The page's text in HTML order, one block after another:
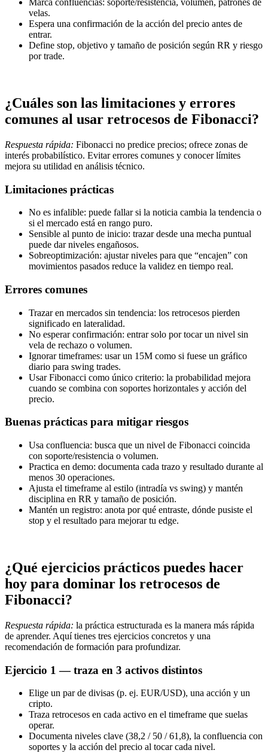
Marca confluencias: soporte/resistencia, volumen, patrones de
velas.
Espera una confirmación de la acción del precio antes de
entrar.
Define stop, objetivo y tamaño de posición según RR y riesgo
por trade.
¿Cuáles son las limitaciones y errores
comunes al usar retrocesos de Fibonacci?
Respuesta rápida: Fibonacci no predice precios; ofrece zonas de
interés probabilístico. Evitar errores comunes y conocer límites
mejora su utilidad en análisis técnico.
Limitaciones prácticas
No es infalible: puede fallar si la noticia cambia la tendencia o
si el mercado está en rango puro.
Sensible al punto de inicio: trazar desde una mecha puntual
puede dar niveles engañosos.
Sobreoptimización: ajustar niveles para que “encajen” con
movimientos pasados reduce la validez en tiempo real.
Errores comunes
Trazar en mercados sin tendencia: los retrocesos pierden
significado en lateralidad.
No esperar confirmación: entrar solo por tocar un nivel sin
vela de rechazo o volumen.
Ignorar timeframes: usar un 15M como si fuese un gráfico
diario para swing trades.
Usar Fibonacci como único criterio: la probabilidad mejora
cuando se combina con soportes horizontales y acción del
precio.
Buenas prácticas para mitigar riesgos
Usa confluencia: busca que un nivel de Fibonacci coincida
con soporte/resistencia o volumen.
Practica en demo: documenta cada trazo y resultado durante al
menos 30 operaciones.
Ajusta el timeframe al estilo (intradía vs swing) y mantén
disciplina en RR y tamaño de posición.
Mantén un registro: anota por qué entraste, dónde pusiste el
stop y el resultado para mejorar tu edge.
¿Qué ejercicios prácticos puedes hacer
hoy para dominar los retrocesos de
Fibonacci?
Respuesta rápida: la práctica estructurada es la manera más rápida
de aprender. Aquí tienes tres ejercicios concretos y una
recomendación de formación para profundizar.
Ejercicio 1 — traza en 3 activos distintos
Elige un par de divisas (p. ej. EUR/USD), una acción y un
cripto.
Traza retrocesos en cada activo en el timeframe que suelas
operar.
Documenta niveles clave (38,2 / 50 / 61,8), la confluencia con
soportes y la acción del precio al tocar cada nivel.